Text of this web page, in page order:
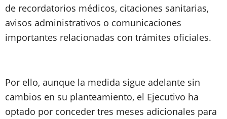
de recordatorios médicos, citaciones sanitarias,
avisos administrativos o comunicaciones
importantes relacionadas con trámites oficiales.
Por ello, aunque la medida sigue adelante sin
cambios en su planteamiento, el Ejecutivo ha
optado por conceder tres meses adicionales para